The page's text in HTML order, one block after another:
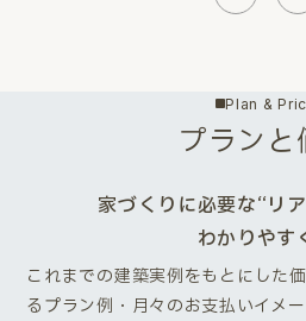
Plan &
プランと
家づくりに必要な“リア
わかりやす
これまでの建築実例をもとにした
るプラン例・月々のお支払いイメ